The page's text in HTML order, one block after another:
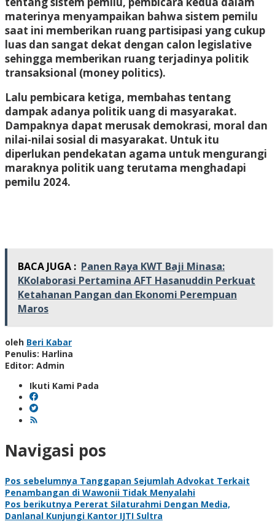
materinya menyampaikan bahwa sistem pemilu
saat ini memberikan ruang partisipasi yang cukup
luas dan sangat dekat dengan calon legislative
sehingga memberikan ruang terjadinya politik
transaksional (money politics).
Lalu pembicara ketiga, membahas tentang
dampak adanya politik uang di masyarakat.
Dampaknya dapat merusak demokrasi, moral dan
nilai-nilai sosial di masyarakat. Untuk itu
diperlukan pendekatan agama untuk mengurangi
maraknya politik uang terutama menghadapi
pemilu 2024.
BACA JUGA : Panen Raya KWT Baji Minasa:
KKolaborasi Pertamina AFT Hasanuddin Perkuat
Ketahanan Pangan dan Ekonomi Perempuan
Maros
oleh Beri Kabar
Penulis: Harlina
Editor: Admin
Ikuti Kami Pada
Navigasi pos
Pos sebelumnya Tanggapan Sejumlah Advokat Terkait
Penambangan di Wawonii Tidak Menyalahi
Pos berikutnya Pererat Silaturahmi Dengan Media,
Danlanal Kunjungi Kantor IJTI Sultra